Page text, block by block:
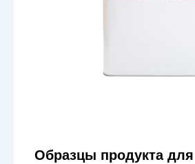
Образцы продукта для